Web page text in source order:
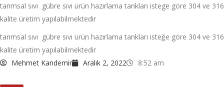
tarımsal sıvı gübre sıvı ürün hazırlama tankları istege göre 304 ve 316
kalite üretim yapılabilmektedir
tarımsal sıvı gübre sıvı ürün hazırlama tankları isteğe göre 304 ve 316
kalite üretim yapılabilmektedir
Mehmet Kandemir
Aralık 2, 2022 8:52 am